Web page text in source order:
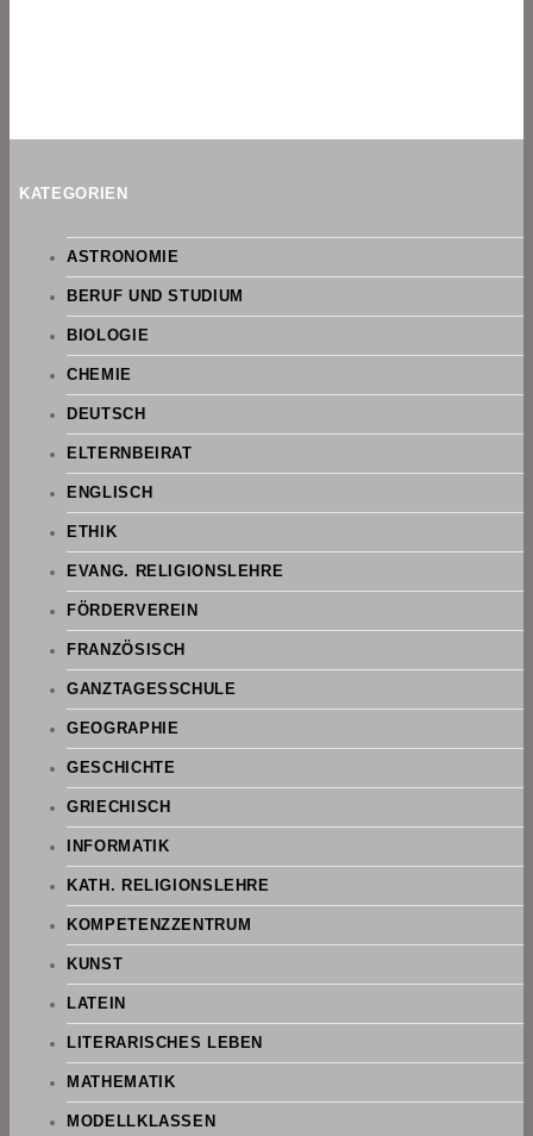
KATEGORIEN
ASTRONOMIE
BERUF UND STUDIUM
BIOLOGIE
CHEMIE
DEUTSCH
ELTERNBEIRAT
ENGLISCH
ETHIK
EVANG. RELIGIONSLEHRE
FÖRDERVEREIN
FRANZÖSISCH
GANZTAGESSCHULE
GEOGRAPHIE
GESCHICHTE
GRIECHISCH
INFORMATIK
KATH. RELIGIONSLEHRE
KOMPETENZZENTRUM
KUNST
LATEIN
LITERARISCHES LEBEN
MATHEMATIK
MODELLKLASSEN